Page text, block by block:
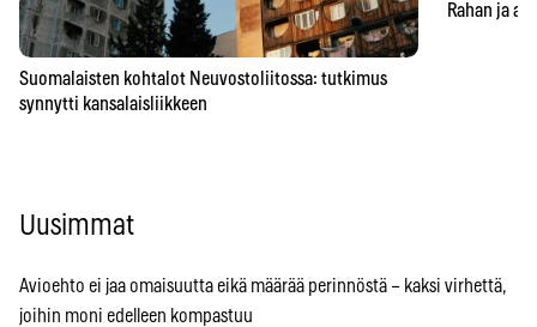
Suomalaisten kohtalot Neuvostoliitossa: tutkimus
synnytti kansalaisliikkeen
Rahan ja
Uusimmat
Avioehto ei jaa omaisuutta eikä määrää perinnöstä – kaksi virhettä,
joihin moni edelleen kompastuu